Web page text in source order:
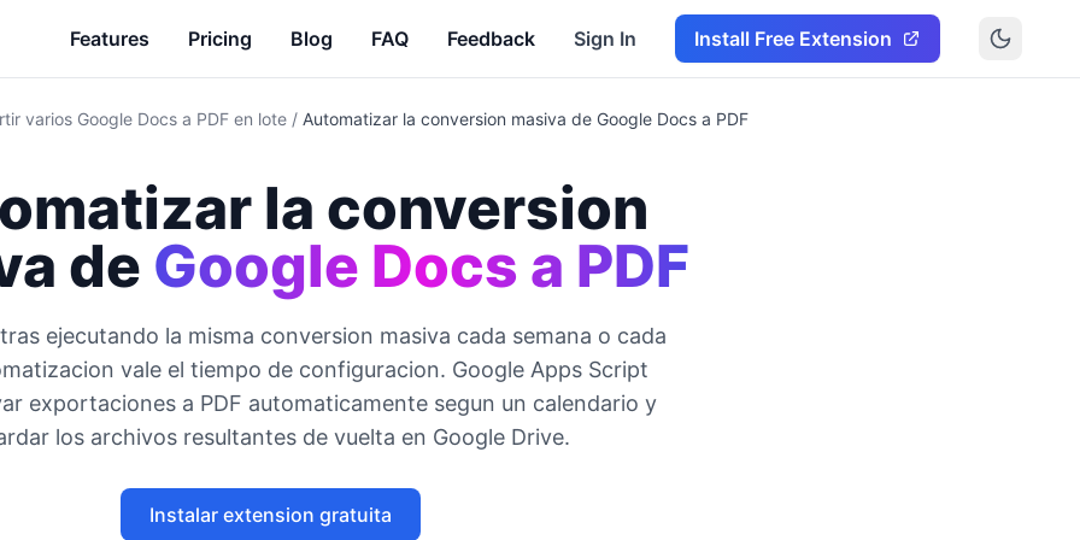
Features Pricing Blog FAQ Feedback Sign In Install Free Extension
varios Google Docs a PDF en lote / Automatizar la conversion masiva de Google Docs a PDF
la conversion
de Google Docs a PDF
ejecutando la misma conversion masiva cada semana o cada
vale el tiempo de configuracion. Google Apps Script
exportaciones a PDF automaticamente segun un calendario y
los archivos resultantes de vuelta en Google Drive.
Instalar extension gratuita